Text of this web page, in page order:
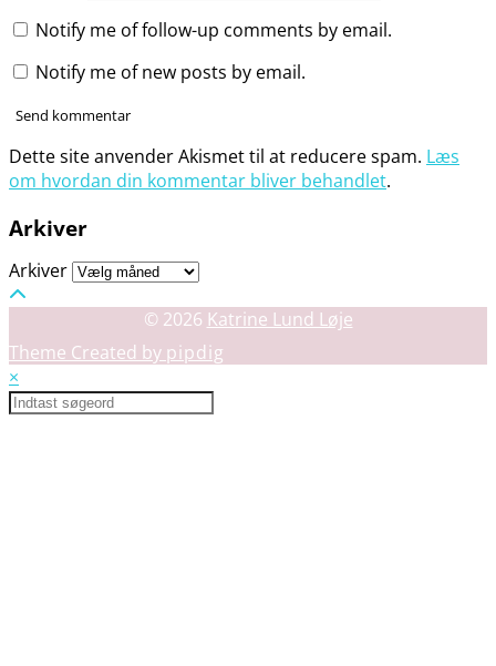
Notify me of follow-up comments by email.
Notify me of new posts by email.
Dette site anvender Akismet til at reducere spam. Læs
om hvordan din kommentar bliver behandlet.
Arkiver
Arkiver
© 2026 Katrine Lund Løje
Theme Created by pipdig
×